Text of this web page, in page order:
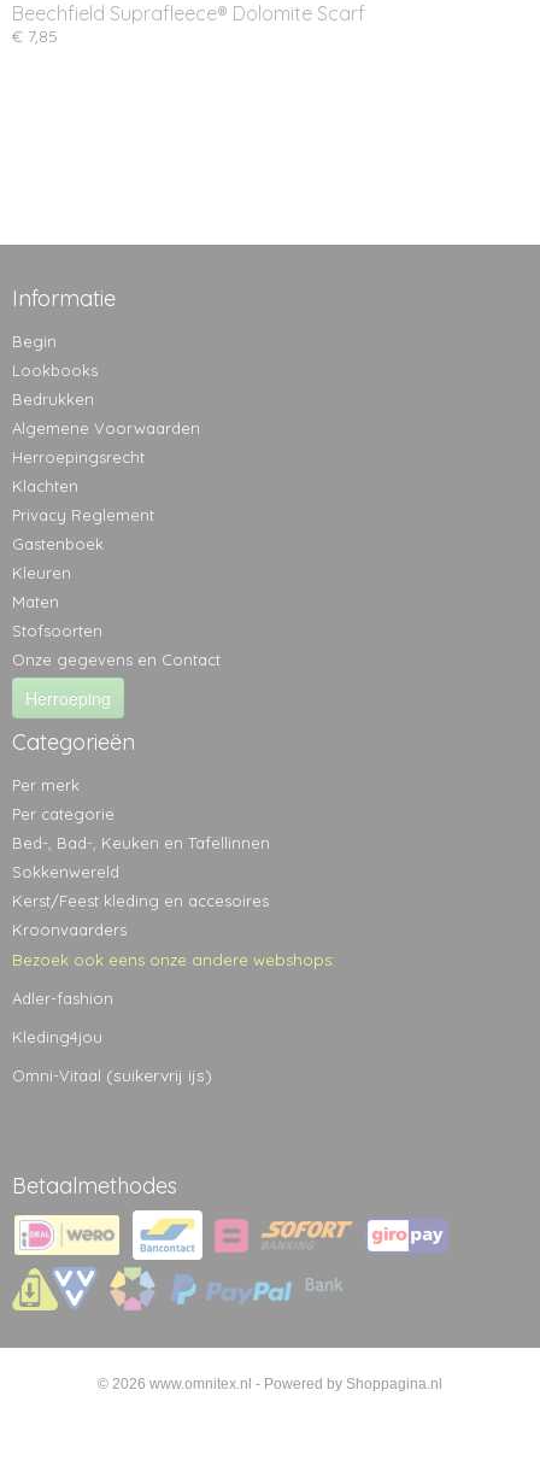
Beechfield Suprafleece® Dolomite Scarf
€ 7,85
Informatie
Begin
Lookbooks
Bedrukken
Algemene Voorwaarden
Herroepingsrecht
Klachten
Privacy Reglement
Gastenboek
Kleuren
Maten
Stofsoorten
Onze gegevens en Contact
Herroeping
Categorieën
Per merk
Per categorie
Bed-, Bad-, Keuken en Tafellinnen
Sokkenwereld
Kerst/Feest kleding en accesoires
Kroonvaarders
Bezoek ook eens onze andere webshops:
Adler-fashion
Kleding4jou
Omni-Vitaal (suikervrij ijs)
Betaalmethodes
© 2026 www.omnitex.nl - Powered by Shoppagina.nl